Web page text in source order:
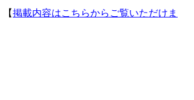
【掲載内容はこちらからご覧いただけま